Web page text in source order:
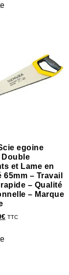
egoine
Double
et Lame en
65mm – Travail
– Qualité
– Marque
€ TTC